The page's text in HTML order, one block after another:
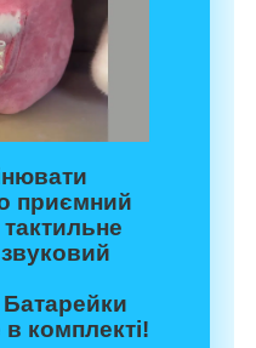
приємний
Батарейки
комплекті!